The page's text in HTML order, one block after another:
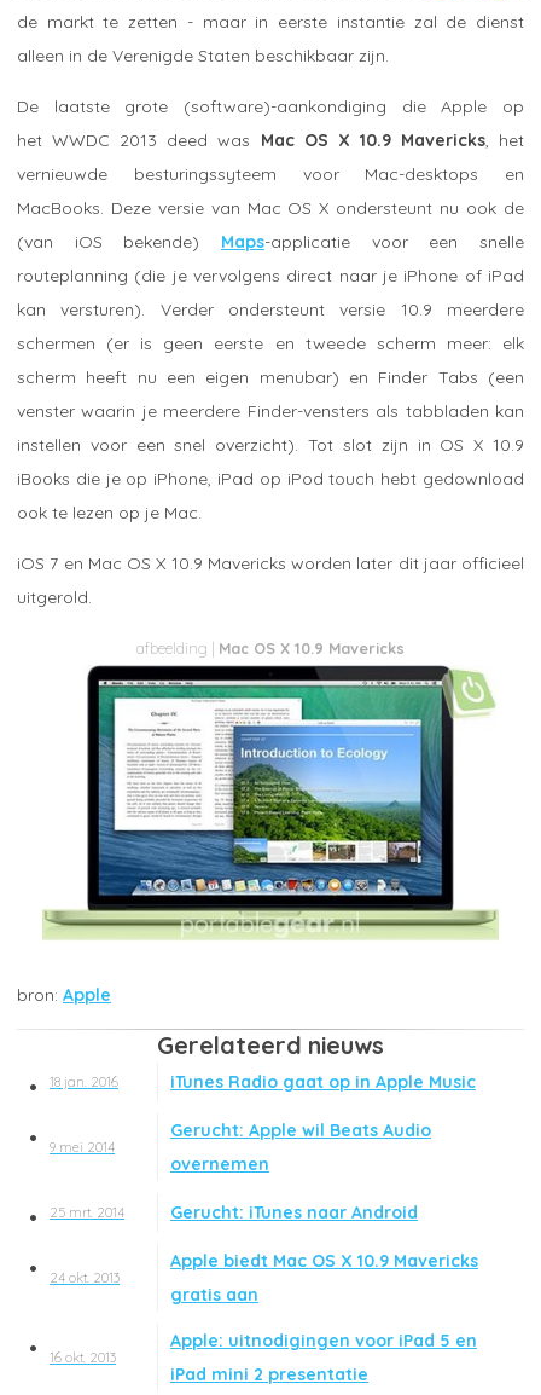
de markt te zetten - maar in eerste instantie zal de dienst
alleen in de Verenigde Staten beschikbaar zijn.
De laatste grote (software)-aankondiging die Apple op
het WWDC 2013 deed was Mac OS X 10.9 Mavericks, het
vernieuwde besturingssyteem voor Mac-desktops en
MacBooks. Deze versie van Mac OS X ondersteunt nu ook de
(van iOS bekende) Maps-applicatie voor een snelle
routeplanning (die je vervolgens direct naar je iPhone of iPad
kan versturen). Verder ondersteunt versie 10.9 meerdere
schermen (er is geen eerste en tweede scherm meer: elk
scherm heeft nu een eigen menubar) en Finder Tabs (een
venster waarin je meerdere Finder-vensters als tabbladen kan
instellen voor een snel overzicht). Tot slot zijn in OS X 10.9
iBooks die je op iPhone, iPad op iPod touch hebt gedownload
ook te lezen op je Mac.
iOS 7 en Mac OS X 10.9 Mavericks worden later dit jaar officieel
uitgerold.
Mac OS X 10.9 Mavericks
Apple
Gerelateerd nieuws
18 jan. 2016 iTunes Radio gaat op in Apple Music
9 mei 2014
Gerucht: Apple wil Beats Audio
overnemen
25 mrt. 2014 Gerucht: iTunes naar Android
24 okt. 2013
Apple biedt Mac OS X 10.9 Mavericks
gratis aan
16 okt. 2013
Apple: uitnodigingen voor iPad 5 en
iPad mini 2 presentatie